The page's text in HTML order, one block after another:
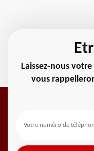
Laissez-nous
vous